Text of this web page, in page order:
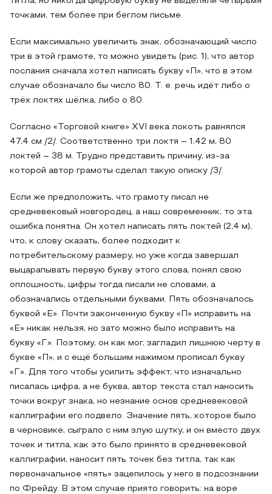
точками, тем более при беглом письме.
Если максимально увеличить знак, обозначающий число
три в этой грамоте, то можно увидеть (рис. 1), что автор
послания сначала хотел написать букву «П», что в этом
случае обозначало бы число 80. Т. е. речь идёт либо о
трёх локтях шёлка, либо о 80.
Согласно «Торговой книге» XVI века локоть равнялся
47,4 см /2/. Соответственно три локтя – 1,42 м, 80
локтей – 38 м. Трудно представить причину, из-за
которой автор грамоты сделал такую описку /3/.
Если же предположить, что грамоту писал не
средневековый новгородец, а наш современник, то эта
ошибка понятна. Он хотел написать пять локтей (2,4 м),
что, к слову сказать, более подходит к
потребительскому размеру, но уже когда завершал
выцарапывать первую букву этого слова, понял свою
оплошность, цифры тогда писали не словами, а
обозначались отдельными буквами. Пять обозначалось
буквой «Е». Почти законченную букву «П» исправить на
«Е» никак нельзя, но зато можно было исправить на
букву «Г». Поэтому, он как мог, загладил лишнюю черту в
букве «П», и с ещё большим нажимом прописал букву
«Г». Для того чтобы усилить эффект, что изначально
писалась цифра, а не буква, автор текста стал наносить
точки вокруг знака, но незнание основ средневековой
каллиграфии его подвело. Значение пять, которое было
в черновике, сыграло с ним злую шутку, и он вместо двух
точек и титла, как это было принято в средневековой
каллиграфии, наносит пять точек без титла, так как
первоначальное «пять» зацепилось у него в подсознании
по Фрейду. В этом случае приято говорить: на воре